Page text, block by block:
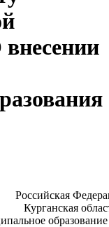
Российская
Курганская